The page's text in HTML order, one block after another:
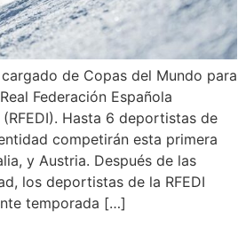
de Copas del Mundo para
Federación Española
Hasta 6 deportistas de
competirán esta primera
y Austria. Después de las
los deportistas de la RFEDI
temporada […]